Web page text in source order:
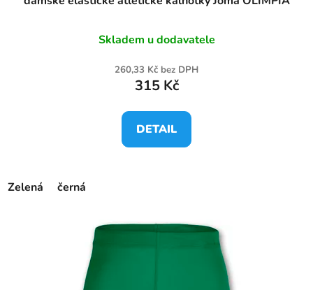
Skladem u dodavatele
260,33 Kč bez DPH
315 Kč
DETAIL
Zelená černá